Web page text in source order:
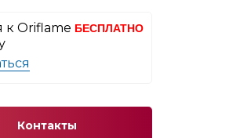
Oriflame БЕСПЛАТНО
Контакты